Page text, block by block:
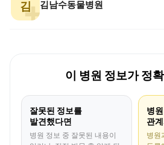
김 김남수동물병원
이 병원 정보가 정
잘못된 정보를
발견했다면
병원 정보 중 잘못된 내용이
병
관
병원